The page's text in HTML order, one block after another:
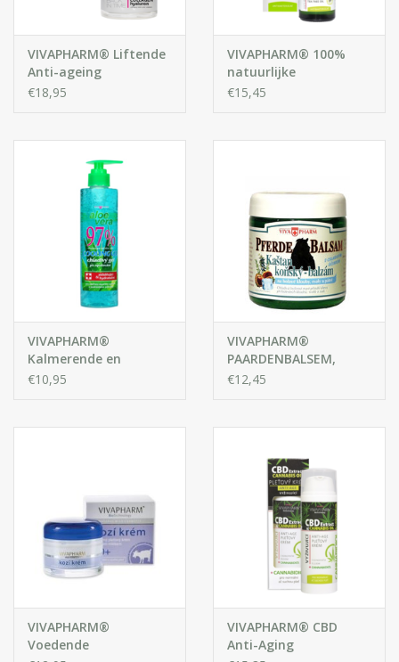
VIVAPHARM® Liftende
Anti-ageing
Gezichtscrème met
€18,95
VIVAPHARM® 100%
natuurlijke
Australische Tea Tree
€15,45
VIVAPHARM®
Kalmerende en
verkoelende gel met
€10,95
VIVAPHARM®
PAARDENBALSEM,
Verkoelende
€12,45
VIVAPHARM®
Voedende
VIVAPHARM® CBD
Anti-Aging